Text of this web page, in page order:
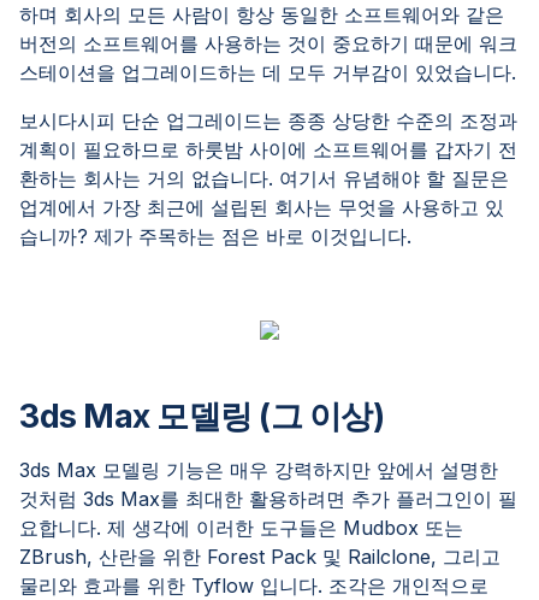
하며 회사의 모든 사람이 항상 동일한 소프트웨어와 같은
버전의 소프트웨어를 사용하는 것이 중요하기 때문에 워크
스테이션을 업그레이드하는 데 모두 거부감이 있었습니다.
보시다시피 단순 업그레이드는 종종 상당한 수준의 조정과
계획이 필요하므로 하룻밤 사이에 소프트웨어를 갑자기 전
환하는 회사는 거의 없습니다. 여기서 유념해야 할 질문은
업계에서 가장 최근에 설립된 회사는 무엇을 사용하고 있
습니까? 제가 주목하는 점은 바로 이것입니다.
3ds Max 모델링 (그 이상)
3ds Max 모델링 기능은 매우 강력하지만 앞에서 설명한
것처럼 3ds Max를 최대한 활용하려면 추가 플러그인이 필
요합니다. 제 생각에 이러한 도구들은 Mudbox 또는
ZBrush, 산란을 위한 Forest Pack 및 Railclone, 그리고
물리와 효과를 위한 Tyflow 입니다. 조각은 개인적으로